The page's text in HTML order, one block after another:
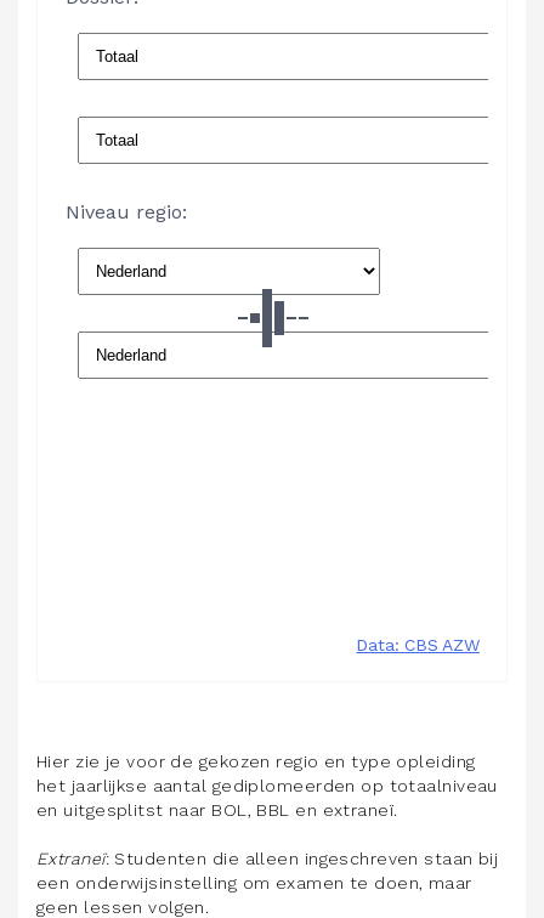
Hier zie je voor de gekozen regio en type opleiding
het jaarlijkse aantal gediplomeerden op totaalniveau
en uitgesplitst naar BOL, BBL en extraneï.
Extraneï: Studenten die alleen ingeschreven staan bij
een onderwijsinstelling om examen te doen, maar
geen lessen volgen.